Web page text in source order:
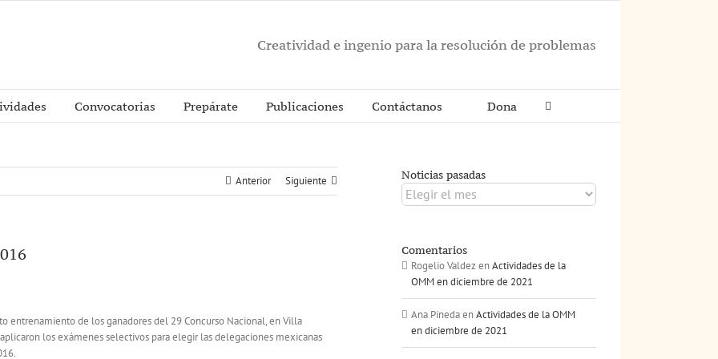
Creatividad e ingenio para la resolución de problemas
Convocatorias Prepárate Publicaciones Contáctanos Dona
Anterior Siguiente
entrenamiento de los ganadores del 29 Concurso Nacional, en Villa
los exámenes selectivos para elegir las delegaciones mexicanas
Noticias pasadas
Noticias
pasadas
Comentarios
Rogelio ValdezenActividades de la
OMM en diciembre de 2021
Ana PinedaenActividades de la OMM
en diciembre de 2021